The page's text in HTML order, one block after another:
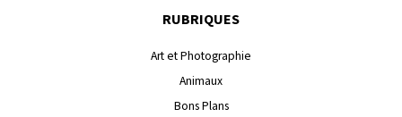
RUBRIQUES
Art et Photographie
Animaux
Bons Plans